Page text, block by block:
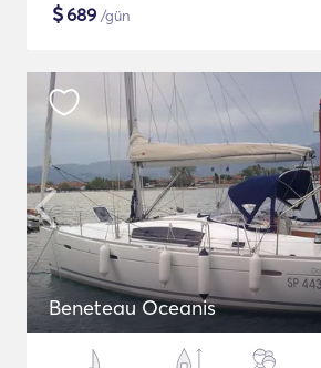
$689 /gün
Beneteau Oceanis